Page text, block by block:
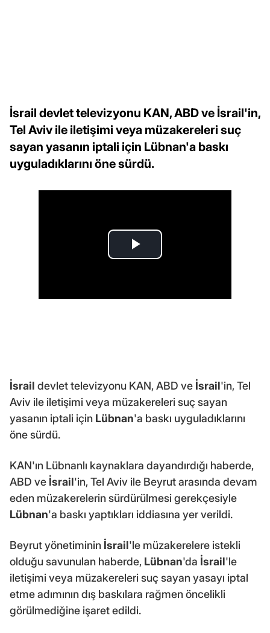
İsrail devlet televizyonu KAN, ABD ve İsrail'in,
Tel Aviv ile iletişimi veya müzakereleri suç
sayan yasanın iptali için Lübnan'a baskı
uyguladıklarını öne sürdü.
İsrail devlet televizyonu KAN, ABD ve İsrail'in, Tel
Aviv ile iletişimi veya müzakereleri suç sayan
yasanın iptali için Lübnan'a baskı uyguladıklarını
öne sürdü.
KAN'ın Lübnanlı kaynaklara dayandırdığı haberde,
ABD ve İsrail'in, Tel Aviv ile Beyrut arasında devam
eden müzakerelerin sürdürülmesi gerekçesiyle
Lübnan'a baskı yaptıkları iddiasına yer verildi.
Beyrut yönetiminin İsrail'le müzakerelere istekli
olduğu savunulan haberde, Lübnan'da İsrail'le
iletişimi veya müzakereleri suç sayan yasayı iptal
etme adımının dış baskılara rağmen öncelikli
görülmediğine işaret edildi.